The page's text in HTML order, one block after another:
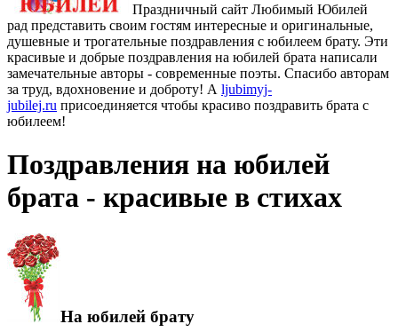
Праздничный сайт Любимый Юбилей
рад представить своим гостям интересные и оригинальные,
душевные и трогательные поздравления с юбилеем брату. Эти
красивые и добрые поздравления на юбилей брата написали
замечательные авторы - современные поэты. Спасибо авторам
за труд, вдохновение и доброту! А ljubimyj-
jubilej.ru присоединяется чтобы красиво поздравить брата с
юбилеем!
Поздравления на юбилей
брата - красивые в стихах
На юбилей брату